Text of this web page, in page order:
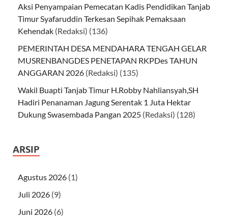
Aksi Penyampaian Pemecatan Kadis Pendidikan Tanjab
Timur Syafaruddin Terkesan Sepihak Pemaksaan
Kehendak (Redaksi) (136)
PEMERINTAH DESA MENDAHARA TENGAH GELAR
MUSRENBANGDES PENETAPAN RKPDes TAHUN
ANGGARAN 2026 (Redaksi) (135)
Wakil Buapti Tanjab Timur H.Robby Nahliansyah,SH
Hadiri Penanaman Jagung Serentak 1 Juta Hektar
Dukung Swasembada Pangan 2025 (Redaksi) (128)
ARSIP
Agustus 2026 (1)
Juli 2026 (9)
Juni 2026 (6)